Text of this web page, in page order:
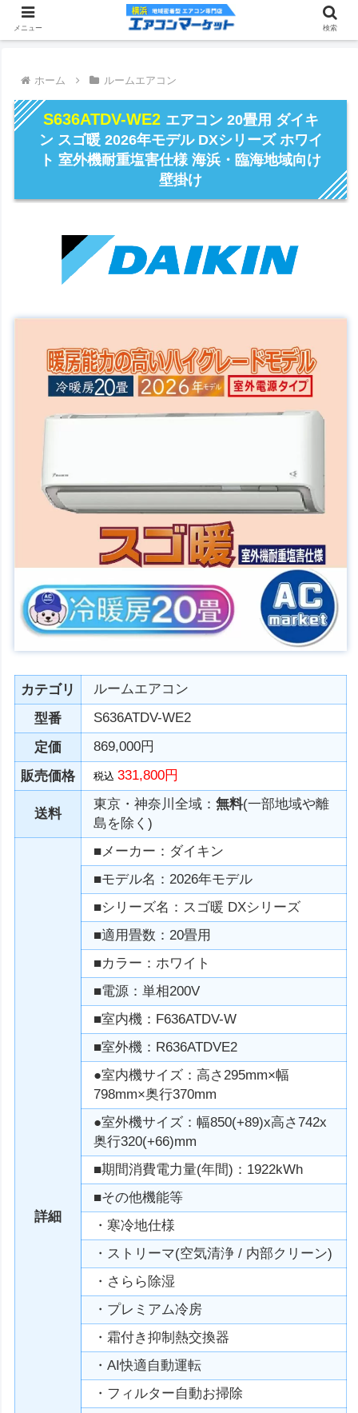
ホーム ルームエアコン
S636ATDV-WE2 エアコン 20畳用 ダイキ
ン スゴ暖 2026年モデル DXシリーズ ホワイ
ト 室外機耐重塩害仕様 海浜・臨海地域向け
壁掛け
カテゴリ
ルームエアコン
型番
S636ATDV-WE2
定価
869,000円
販売価格
税込331,800円
送料
東京・神奈川全域：無料(一部地域や離
島を除く)
詳細
■メーカー：ダイキン
■モデル名：2026年モデル
■シリーズ名：スゴ暖 DXシリーズ
■適用畳数：20畳用
■カラー：ホワイト
■電源：単相200V
■室内機：F636ATDV-W
■室外機：R636ATDVE2
●室内機サイズ：高さ295mm×幅
798mm×奥行370mm
●室外機サイズ：幅850(+89)x高さ742x
奥行320(+66)mm
■期間消費電力量(年間)：1922kWh
■その他機能等
・寒冷地仕様
・ストリーマ(空気清浄 / 内部クリーン)
・さらら除湿
・プレミアム冷房
・霜付き抑制熱交換器
・AI快適自動運転
・フィルター自動お掃除
メニュー 検索